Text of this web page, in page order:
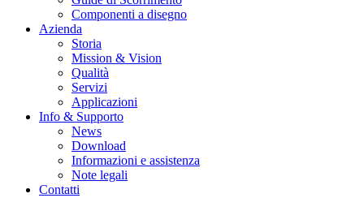
Componenti a disegno
Azienda
Storia
Mission & Vision
Qualità
Servizi
Applicazioni
Info & Supporto
News
Download
Informazioni e assistenza
Note legali
Contatti